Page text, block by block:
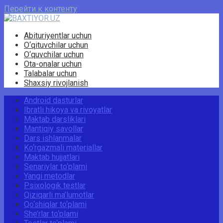
Перейти к контенту
Abituriyentlar uchun
O‘qituvchilar uchun
O‘quvchilar uchun
Ota-onalar uchun
Talabalar uchun
Shaxsiy rivojlanish
Android dasturlar
Ibratli hikoya va rivoyatlar
Maktab darsliklari
Mantiqiy savollar
Dars ishlanmalar
Ko‘rgazmali materiallar
Maktab hujjatlari
Senariylar to‘plami
Yangi metodlar
Psixologik testlar
Qiziqarli ma’lumotlar
Qo‘shiqlar to‘plami
She’rlar to‘plami